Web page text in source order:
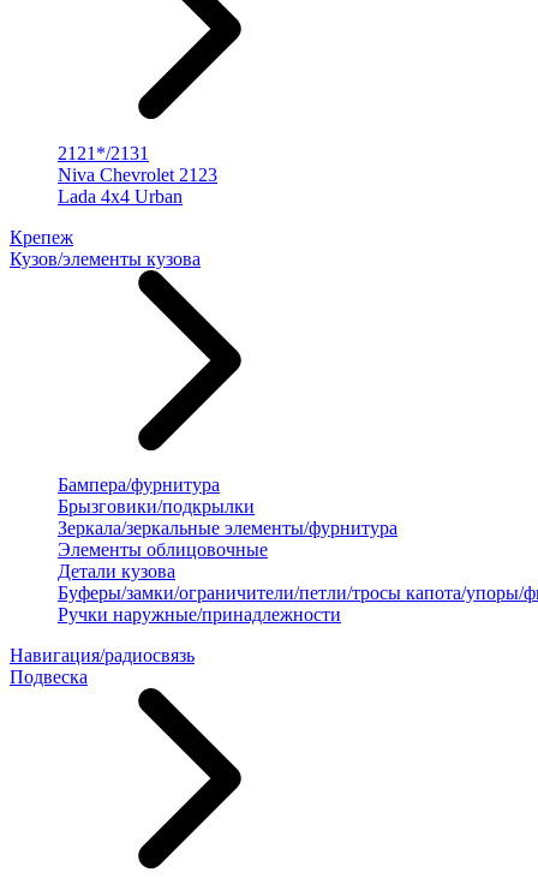
2121*/2131
Niva Chevrolet 2123
Lada 4x4 Urban
Крепеж
Кузов/элементы кузова
Бампера/фурнитура
Брызговики/подкрылки
Зеркала/зеркальные элементы/фурнитура
Элементы облицовочные
Детали кузова
Буферы/замки/ограничители/петли/тросы капота/упоры/
Ручки наружные/принадлежности
Навигация/радиосвязь
Подвеска